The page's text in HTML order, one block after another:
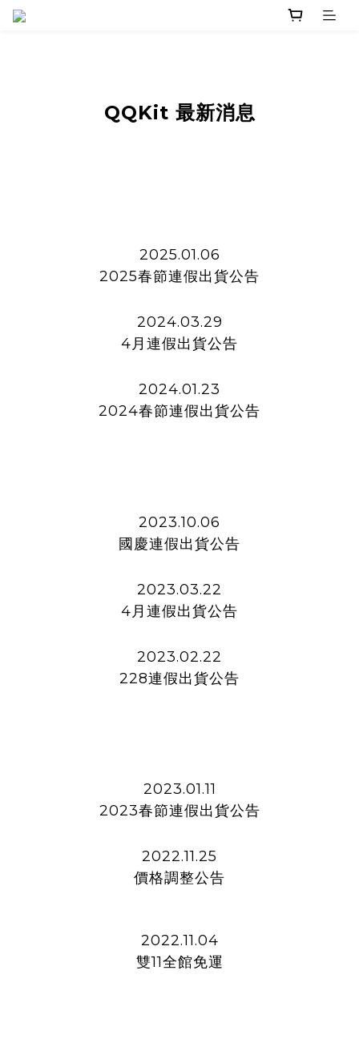
QQKit 最新消息
2025.01.06
2025春節連假出貨公告
2024.03.29
4月連假出貨公告
2024.01.23
2024春節連假出貨公告
2023.10.06
國慶連假出貨公告
2023.03.22
4月連假出貨公告
2023.02.22
228連假出貨公告
2023.01.11
2023春節連假出貨公告
2022.11.25
價格調整公告
2022.11.04
雙11全館免運